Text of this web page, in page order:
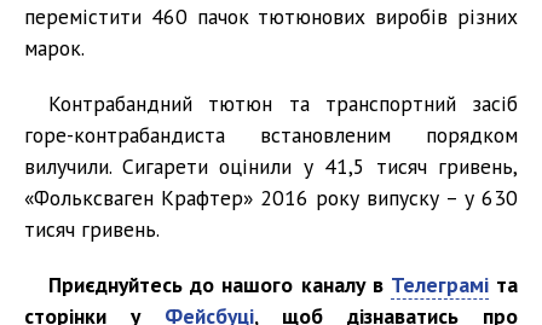
перемістити 460 пачок тютюнових виробів різних
марок.
Контрабандний тютюн та транспортний засіб
горе-контрабандиста встановленим порядком
вилучили. Сигарети оцінили у 41,5 тисяч гривень,
«Фольксваген Крафтер» 2016 року випуску – у 630
тисяч гривень.
Приєднуйтесь до нашого каналу в Телеграміта
сторінки у Фейсбуці, щоб дізнаватись про